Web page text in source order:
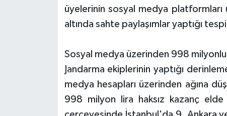
üyelerinin sosyal medya platformları
altında sahte paylaşımlar yaptığı
Sosyal medya üzerinden 998 milyonluk
Jandarma ekiplerinin yaptığı
medya hesapları üzerinden ağına
998 milyon lira haksız kazanç
MAGAZİN
POLİTİKA